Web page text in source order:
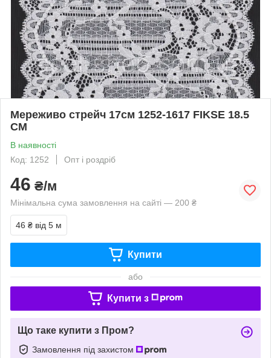
Мереживо стрейч 17см 1252-1617 FIKSE 18.5
CM
В наявності
Код: 1252
Опт і роздріб
46 ₴/м
Мінімальна сума замовлення на сайті — 200 ₴
46 ₴ від 5 м
Купити
або
Купити з
Що таке купити з Пром?
Замовлення під захистом